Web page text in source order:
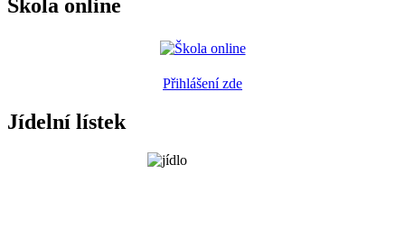
Škola online
Přihlášení zde
Jídelní lístek